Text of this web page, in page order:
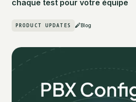
chaque test pour votre équipe
PRODUCT UPDATES Blog